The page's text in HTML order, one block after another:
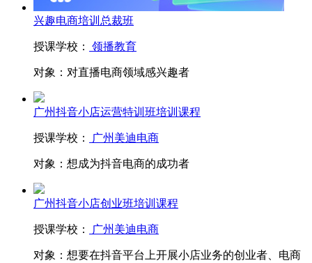
兴趣电商培训总裁班
授课学校： 领播教育
对象： 对直播电商领域感兴趣者
广州抖音小店运营特训班培训课程
授课学校： 广州美迪电商
对象： 想成为抖音电商的成功者
广州抖音小店创业班培训课程
授课学校： 广州美迪电商
对象： 想要在抖音平台上开展小店业务的创业者、电商